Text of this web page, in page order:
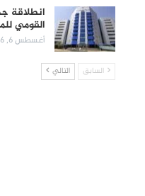
انطلاقة
القومي
أغسطس 6, 2026
السابق التالي